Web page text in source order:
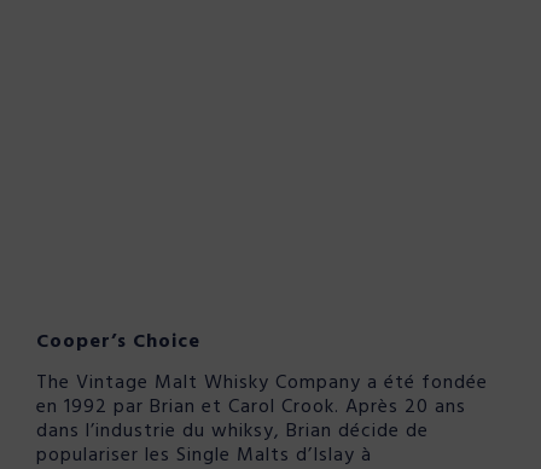
Cooper’s Choice
The Vintage Malt Whisky Company a été fondée
en 1992 par Brian et Carol Crook. Après 20 ans
dans l’industrie du whiksy, Brian décide de
populariser les Single Malts d’Islay à